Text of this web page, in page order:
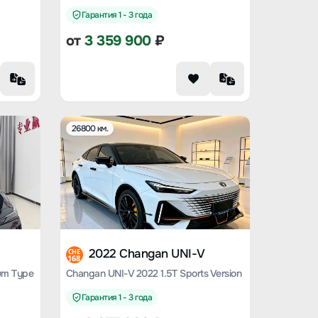
Гарантия 1 - 3 года
от3 359 900₽
Type
26800 км.
CHE
168 2022 Changan UNI-V
Changan UNI-V 2022 1.5T Sports Version
Гарантия 1 - 3 года